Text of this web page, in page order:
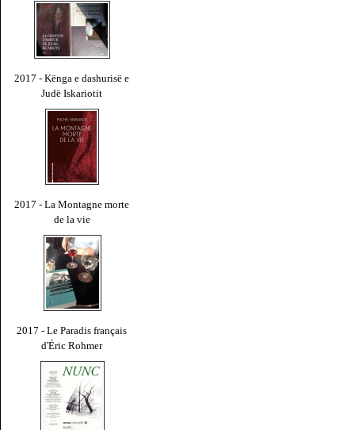
2017 - Kënga e dashurisë e
Judë Iskariotit
2017 - La Montagne morte
de la vie
2017 - Le Paradis français
d'Éric Rohmer